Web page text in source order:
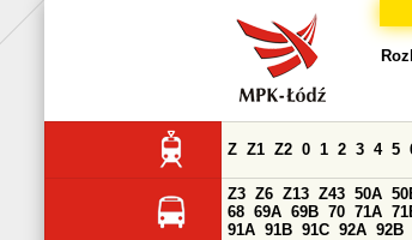
Z Z1 Z2 0 1 2 3 4 5
Z3 Z6 Z13 Z43 50A
68 69A 69B 70 71A
91A 91B 91C 92A 92B